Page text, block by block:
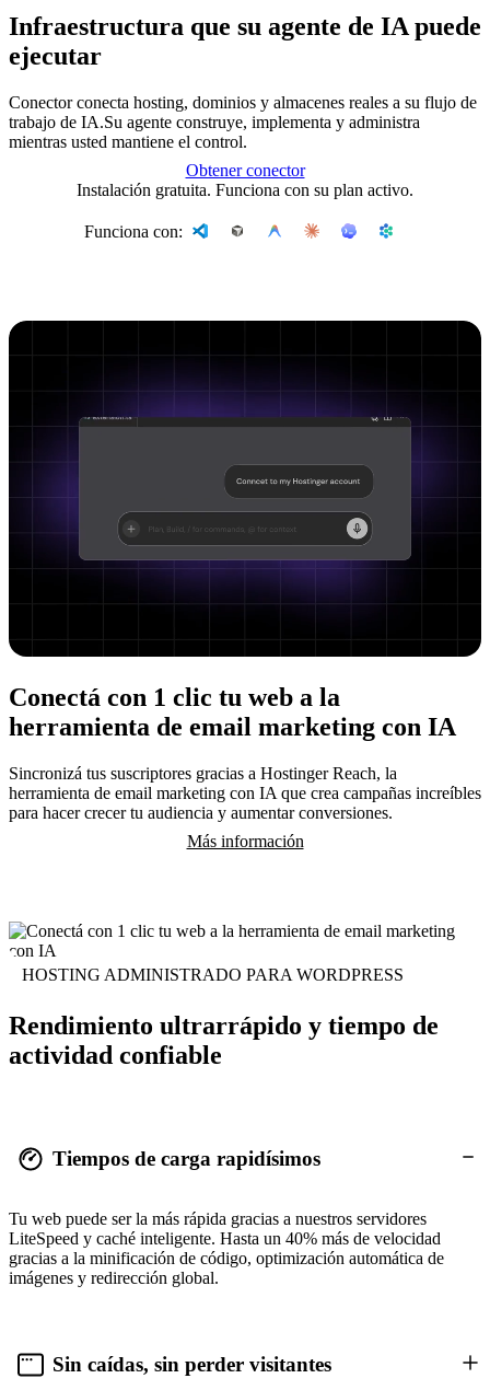
Infraestructura que su agente de IA puede
ejecutar
Conector conecta hosting, dominios y almacenes reales a su flujo de
trabajo de IA.Su agente construye, implementa y administra
mientras usted mantiene el control.
Obtener conector
Instalación gratuita. Funciona con su plan activo.
Funciona con:
Conectá con 1 clic tu web a la
herramienta de email marketing con IA
Sincronizá tus suscriptores gracias a Hostinger Reach, la
herramienta de email marketing con IA que crea campañas increíbles
para hacer crecer tu audiencia y aumentar conversiones.
Más información
HOSTING ADMINISTRADO PARA WORDPRESS
Rendimiento ultrarrápido y tiempo de
actividad confiable
Tiempos de carga rapidísimos
Tu web puede ser la más rápida gracias a nuestros servidores
LiteSpeed y caché inteligente. Hasta un 40% más de velocidad
gracias a la minificación de código, optimización automática de
imágenes y redirección global.
Sin caídas, sin perder visitantes